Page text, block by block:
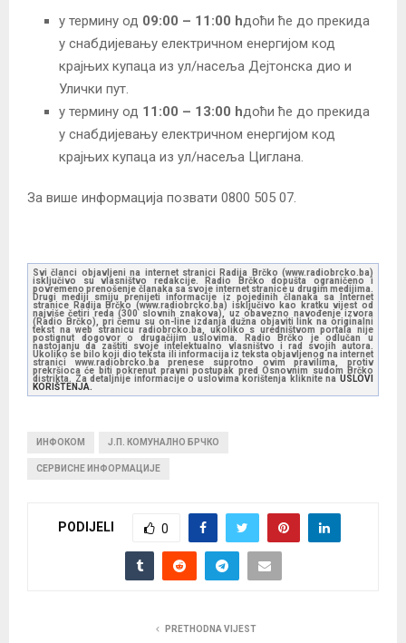
у термину од 09:00 – 11:00 hдоћи ће до прекида
у снабдијевању електричном енергијом код
крајњих купаца из ул/насеља Дејтонска дио и
Улички пут.
у термину од 11:00 – 13:00 hдоћи ће до прекида
у снабдијевању електричном енергијом код
крајњих купаца из ул/насеља Циглана.
За више информација позвати 0800 505 07.
Svi članci objavljeni na internet stranici Radija Brčko (www.radiobrcko.ba)
isključivo su vlasništvo redakcije. Radio Brčko dopušta ograničeno i
povremeno prenošenje članaka sa svoje internet stranice u drugim medijima.
Drugi mediji smiju prenijeti informacije iz pojedinih članaka sa Internet
stranice Radija Brčko (www.radiobrcko.ba) isključivo kao kratku vijest od
najviše četiri reda (300 slovnih znakova), uz obavezno navođenje izvora
(Radio Brčko), pri čemu su on-line izdanja dužna objaviti link na originalni
tekst na web stranicu radiobrcko.ba, ukoliko s uredništvom portala nije
postignut dogovor o drugačijim uslovima. Radio Brčko je odlučan u
nastojanju da zaštiti svoje intelektualno vlasništvo i rad svojih autora.
Ukoliko se bilo koji dio teksta ili informacija iz teksta objavljenog na internet
stranici www.radiobrcko.ba prenese suprotno ovim pravilima, protiv
prekršioca će biti pokrenut pravni postupak pred Osnovnim sudom Brčko
distrikta. Za detaljnije informacije o uslovima korištenja kliknite na USLOVI
KORIŠTENJA.
ИНФОКОМ Ј.П. КОМУНАЛНО БРЧКО
СЕРВИСНЕ ИНФОРМАЦИЈЕ
PODIJELI 0
PRETHODNA VIJEST